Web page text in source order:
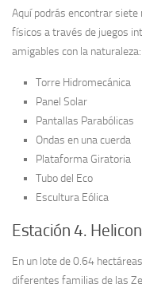
Aquí podrás encontrar siete
físicos a través de juegos
amigables con la naturaleza:
Torre Hidromecánica
Panel Solar
Pantallas Parabólicas
Ondas en una cuerda
Plataforma Giratoria
Tubo del Eco
Escultura Eólica
Estación 4.
En un lote de 0.64
diferentes familias de las